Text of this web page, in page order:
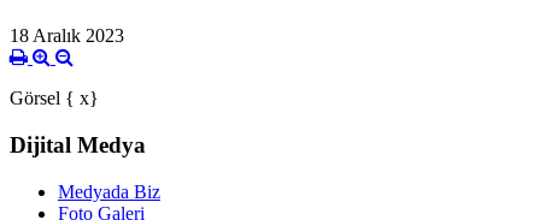
18 Aralık 2023
Görsel { x}
Dijital Medya
Medyada Biz
Foto Galeri